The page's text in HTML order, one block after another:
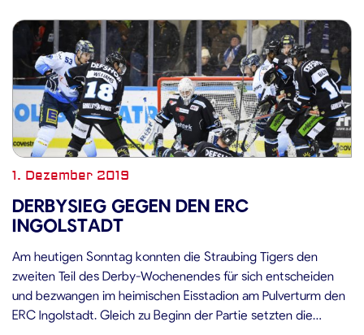
1. Dezember 2019
DERBYSIEG GEGEN DEN ERC
INGOLSTADT
Am heutigen Sonntag konnten die Straubing Tigers den
zweiten Teil des Derby-Wochenendes für sich entscheiden
und bezwangen im heimischen Eisstadion am Pulverturm den
ERC Ingolstadt. Gleich zu Beginn der Partie setzten die